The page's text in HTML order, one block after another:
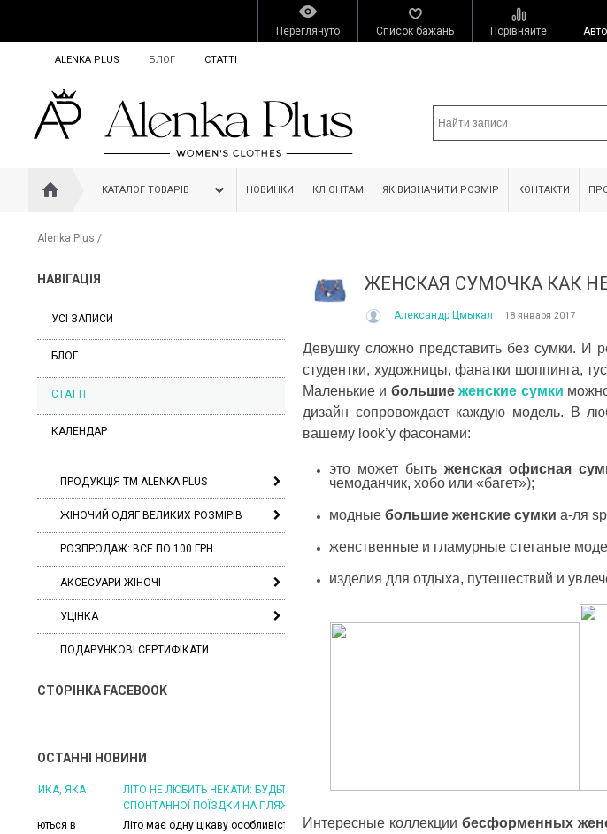
Переглянуто Список бажань Порівняйте
ALENKA PLUS БЛОГ СТАТТІ
КАТАЛОГ ТОВАРІВ НОВИНКИ КЛІЄНТАМ ЯК ВИЗНАЧИТИ РОЗМІР КОНТАКТИ
Alenka Plus /
НАВІГАЦІЯ
УСІ ЗАПИСИ
БЛОГ
СТАТТІ
КАЛЕНДАР
ПРОДУКЦІЯ ТМ ALENKA PLUS
ЖІНОЧИЙ ОДЯГ ВЕЛИКИХ РОЗМІРІВ
РОЗПРОДАЖ: ВСЕ ПО 100 ГРН
АКСЕСУАРИ ЖІНОЧІ
УЦІНКА
ПОДАРУНКОВІ СЕРТИФІКАТИ
СТОРІНКА FACEBOOK
ОСТАННІ НОВИНИ
ЛІТО НЕ ЛЮБИТЬ ЧЕКАТИ: БУДЬТЕ ГОТОВІ ДО
СПОНТАННОЇ ПОЇЗДКИ НА ПЛЯЖ
Літо має одну цікаву особливість — найкращі
ЛІТО, ЯКЕ ПОСТІЙНО ДИВУЄ: ЯК ОДЯГАТИСЯ,
ХОЧЕТЬСЯ КУРТКУ?
КУПАЛЬНИК
Літо — це час,
ЖЕНСКАЯ СУМОЧКА КАК
Александр Цмыкал 18 января 2017
Девушку сложно представить без сумки. И
студентки, художницы, фанатки шоппинга,
Маленькие и большиеженские сумки
дизайн сопровождает каждую модель. В
вашему look’у фасонами:
это может быть женская офисная
чемоданчик, хобо или «багет»);
модные большие женские сумки а-ля
женственные и гламурные стеганые
изделия для отдыха, путешествий и
Интересные коллекции бесформенных